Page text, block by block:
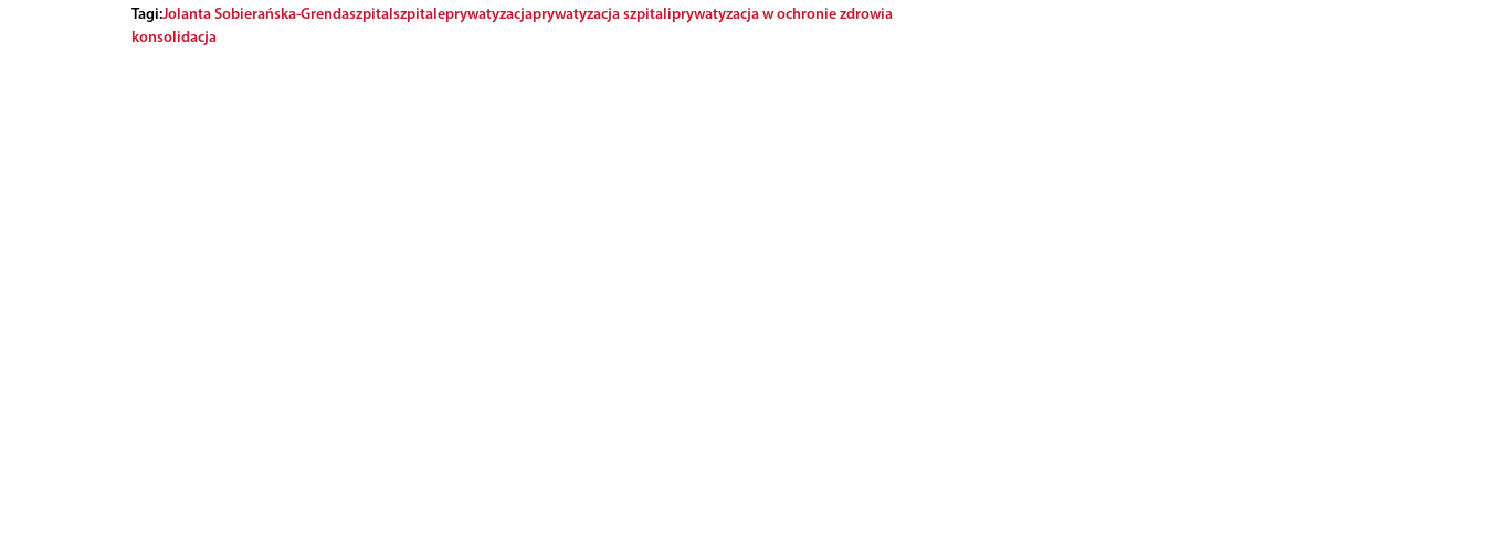
Tagi:Jolanta Sobierańska-Grendaszpitalszpitaleprywatyzacjaprywatyzacja szpitaliprywatyzacja w ochronie zdrowia
konsolidacja